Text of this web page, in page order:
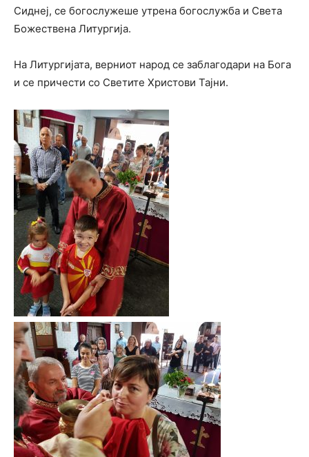
Сиднеј, се богослужеше утрена богослужба и Света
Божествена Литургија.
На Литургијата, верниот народ се заблагодари на Бога
и се причести со Светите Христови Тајни.